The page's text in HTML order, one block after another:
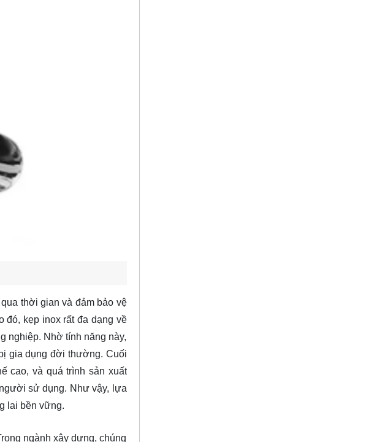
thời gian và đảm bảo vệ
đó, kẹp inox rất đa dạng về
nghiệp. Nhờ tính năng này,
gia dụng đời thường. Cuối
cao, và quá trình sản xuất
sử dụng. Như vậy, lựa
lai bền vững.
ngành xây dựng, chúng